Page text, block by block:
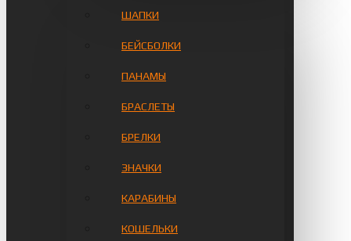
ШАПКИ
БЕЙСБОЛКИ
ПАНАМЫ
БРАСЛЕТЫ
БРЕЛКИ
ЗНАЧКИ
КАРАБИНЫ
КОШЕЛЬКИ